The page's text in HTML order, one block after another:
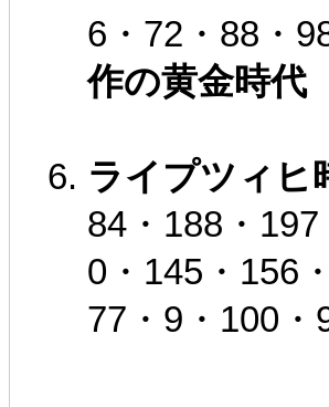
6・72・88・
作の黄金時代
ライプツィヒ
84・188・
0・145・156
77・9・100・